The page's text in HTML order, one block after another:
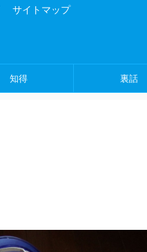
サイトマップ
知得 裏話